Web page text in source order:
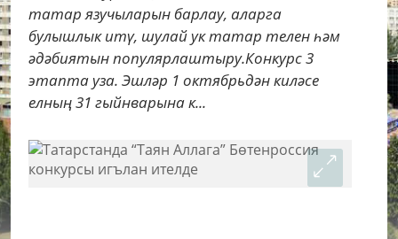
татар язучыларын барлау, аларга
булышлык итү, шулай ук татар телен һәм
әдәбиятын популярлаштыру.Конкурс 3
этапта уза. Эшләр 1 октябрьдән киләсе
елның 31 гыйнварына к...